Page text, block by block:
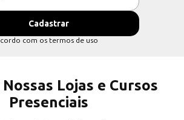
com os termos de uso
Lojas e Cursos
Presenciais